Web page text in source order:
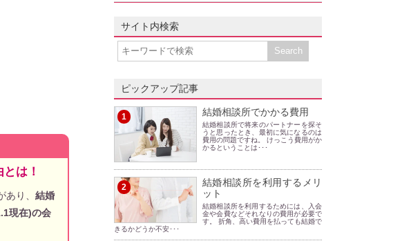
は！
り、 結婚
現在)の会
サイト内検索
ピックアップ記事
1 結婚相談所でかかる費用
結婚相談所で将来のパートナーを探そ
うと思ったとき、最初に気になるのは
費用の問題ですね。 けっこう費用がか
かるということは･･･
2
結婚相談所を利用するメリ
ット
結婚相談所を利用するためには、入会
金や会費などそれなりの費用が必要で
す。 折角、高い費用を払っても結婚で
きるかどうか不安･･･